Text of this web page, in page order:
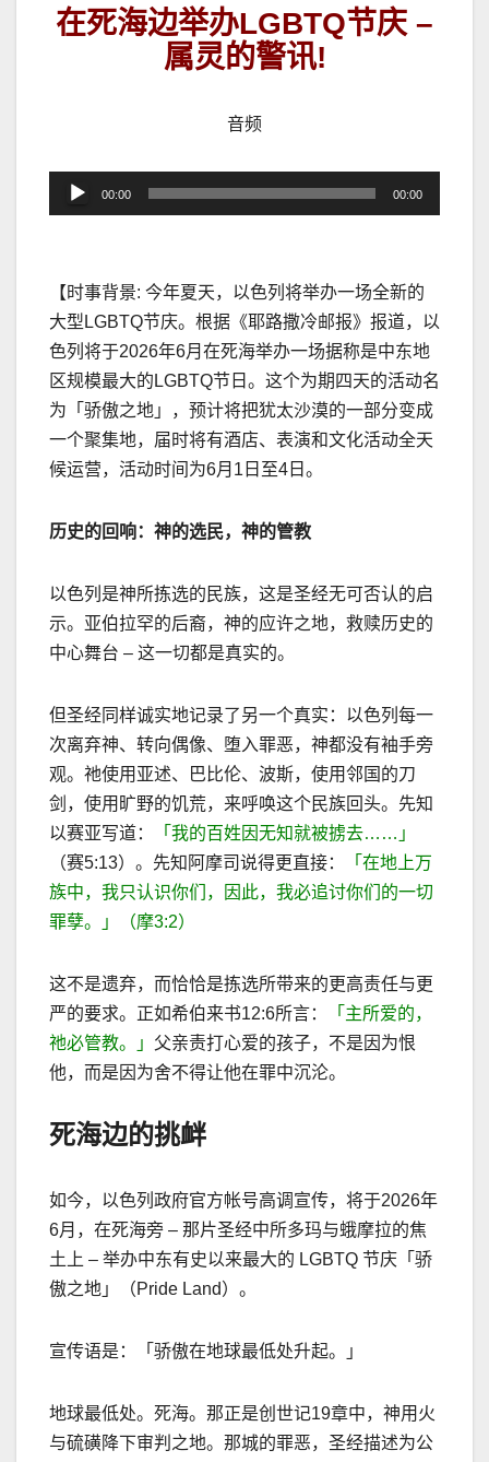
在死海边举办LGBTQ节庆–
属灵的警讯!
音频
频
器
00:00 00:00
【时事背景: 今年夏天，以色列将举办一场全新的
大型LGBTQ节庆。根据《耶路撒冷邮报》报道，以
色列将于2026年6月在死海举办一场据称是中东地
区规模最大的LGBTQ节日。这个为期四天的活动名
为「骄傲之地」，预计将把犹太沙漠的一部分变成
一个聚集地，届时将有酒店、表演和文化活动全天
候运营，活动时间为6月 1 日至4 日。
历史的回响：神的选民，神的管教
以色列是神所拣选的民族，这是圣经无可否认的启
示。亚伯拉罕的后裔，神的应许之地，救赎历史的
中心舞台 – 这一切都是真实的。
但圣经同样诚实地记录了另一个真实：以色列每一
次离弃神、转向偶像、堕入罪恶，神都没有袖手旁
观。祂使用亚述、巴比伦、波斯，使用邻国的刀
剑，使用旷野的饥荒，来呼唤这个民族回头。先知
以赛亚写道：
「 我的百姓因无知就被掳去…… 」
（赛5:13） 。先知阿摩司说得更直接：
「在地上万
族中，我只认识你们，因此，我必追讨你们的一切
罪孽。」（摩3:2）
这不是遗弃，而恰恰是拣选所带来的更高责任与更
严的要求。正如希伯来书12:6所言：
「主所爱的，
祂必管教。」 父亲责打心爱的孩子，不是因为恨
他，而是因为舍不得让他在罪中沉沦。
死海边的挑衅
如今，以色列政府官方帐号高调宣传，将于2026年
6月，在死海旁 – 那片圣经中所多玛与蛾摩拉的焦
土上 – 举办中东有史以来最大的 LGBTQ 节庆「骄
傲之地」（ Pride Land ）。
宣传语是：「骄傲在地球最低处升起。」
地球最低处。死海。那正是创世记19章中，神用火
与硫磺降下审判之地。那城的罪恶，圣经描述为公